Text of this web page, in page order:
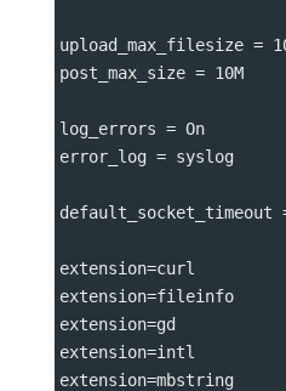
upload_max_filesize =
post_max_size = 10M
log_errors = On
error_log = syslog
default_socket_timeout
extension=curl
extension=fileinfo
extension=gd
extension=intl
extension=mbstring